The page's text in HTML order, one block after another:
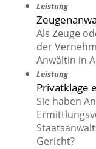
Leistung
Als Zeuge
der
Anwältin in
Leistung
Privatklage
Sie haben
Gericht?